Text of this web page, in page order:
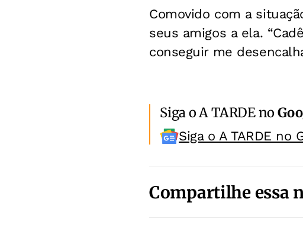
Comovido com a
seus amigos a ela.
conseguir me
Siga o A TARDE no
Siga o A TARDE no
Compartilhe essa